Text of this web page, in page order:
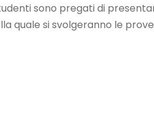
sono pregati di
quale si svolgeranno le prove